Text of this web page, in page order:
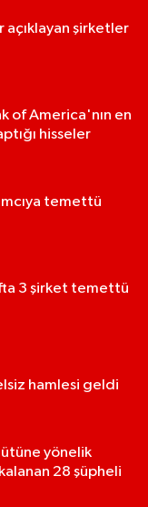
açıklayan şirketler
of America'nın en
hisseler
temettü
3 şirket temettü
hamlesi geldi
yönelik
28 şüpheli